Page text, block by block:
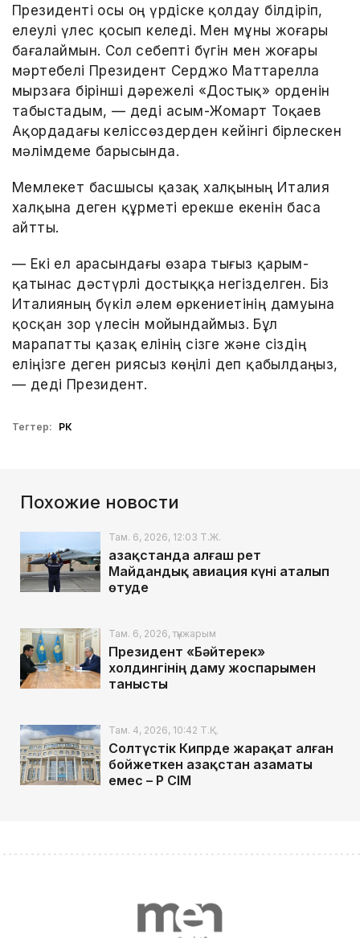
Президенті осы оң үрдіске қолдау білдіріп,
елеулі үлес қосып келеді. Мен мұны жоғары
бағалаймын. Сол себепті бүгін мен жоғары
мәртебелі Президент Серджо Маттарелла
мырзаға бірінші дәрежелі «Достық» орденін
табыстадым, — деді Қасым-Жомарт Тоқаев
Ақордадағы келіссөздерден кейінгі бірлескен
мәлімдеме барысында.
Мемлекет басшысы қазақ халқының Италия
халқына деген құрметі ерекше екенін баса
айтты.
— Екі ел арасындағы өзара тығыз қарым-
қатынас дәстүрлі достыққа негізделген. Біз
Италияның бүкіл әлем өркениетінің дамуына
қосқан зор үлесін мойындаймыз. Бұл
марапатты қазақ елінің сізге және сіздің
еліңізге деген риясыз көңілі деп қабылдаңыз,
— деді Президент.
Тегтер: РК
Похожие новости
Там. 6, 2026, 12:03 Т.Ж.
Қазақстанда алғаш рет
Майдандық авиация күні аталып
өтуде
Там. 6, 2026, түнжарым
Президент «Бәйтерек»
холдингінің даму жоспарымен
танысты
Там. 4, 2026, 10:42 Т.Қ.
Солтүстік Кипрде жарақат алған
бойжеткен Қазақстан азаматы
емес – ҚР СІМ